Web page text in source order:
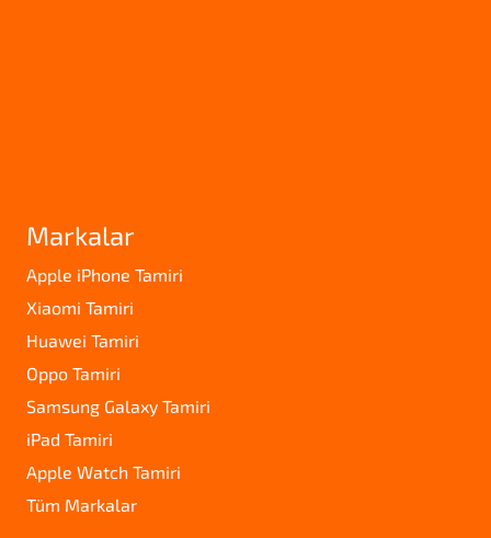
Markalar
Apple iPhone Tamiri
Xiaomi Tamiri
Huawei Tamiri
Oppo Tamiri
Samsung Galaxy Tamiri
iPad Tamiri
Apple Watch Tamiri
Tüm Markalar